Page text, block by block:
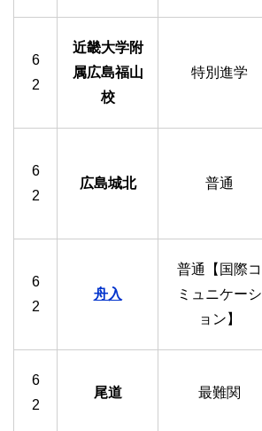
6
2
近畿大学附
属広島福山
校
特別進学
6
2
広島城北 普通
6
2
舟入
普通【国際コ
ミュニケーシ
ョン】
6
2
尾道 最難関